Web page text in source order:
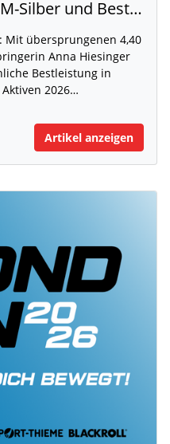
Anna Hiesinger: Mit DM-Silber und Bestleistung zur U20-WM
Mit übersprungenen 4,40
Anna Hiesinger
Bestleistung in
2026…
Artikel anzeigen